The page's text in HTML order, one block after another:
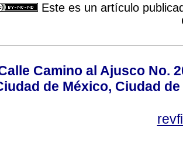
Este es un artículo
Camino al Ajusco No.
de México, Ciudad